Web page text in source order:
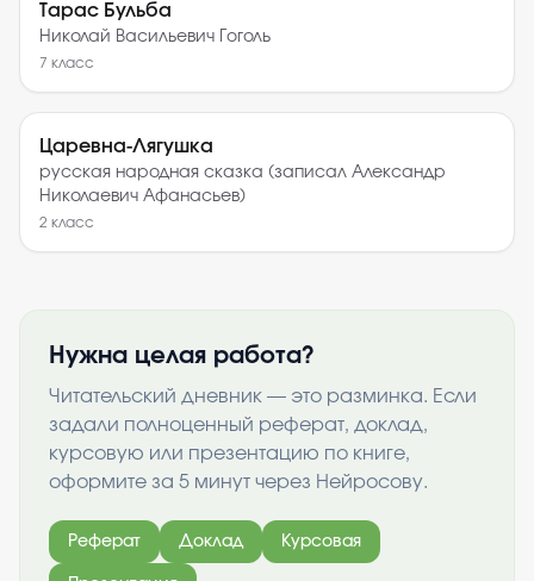
Тарас Бульба
Николай Васильевич Гоголь
7 класс
Царевна-Лягушка
русская народная сказка (записал Александр
Николаевич Афанасьев)
2 класс
Нужна целая работа?
Читательский дневник — это разминка. Если
задали полноценный реферат, доклад,
курсовую или презентацию по книге,
оформите за 5 минут через Нейросову.
Реферат Доклад Курсовая